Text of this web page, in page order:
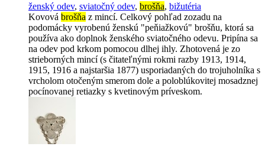
ženský odev, sviatočný odev, brošňa, bižutéria
Kovová brošňa z mincí. Celkový pohľad zozadu na
podomácky vyrobenú ženskú "peňiažkovú" brošňu, ktorá sa
používa ako doplnok ženského sviatočného odevu. Pripína sa
na odev pod krkom pomocou dlhej ihly. Zhotovená je zo
strieborných mincí (s čitateľnými rokmi razby 1913, 1914,
1915, 1916 a najstaršia 1877) usporiadaných do trojuholníka s
vrcholom otočeným smerom dole a poloblúkovitej mosadznej
pocínovanej retiazky s kvetinovým príveskom.